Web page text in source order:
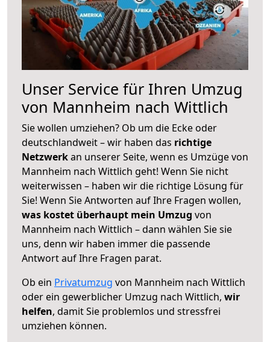
Unser Service für Ihren Umzug
von Mannheim nach Wittlich
Sie wollen umziehen? Ob um die Ecke oder
deutschlandweit – wir haben das richtige
Netzwerkan unserer Seite, wenn es Umzüge von
Mannheim nach Wittlich geht! Wenn Sie nicht
weiterwissen – haben wir die richtige Lösung für
Sie! Wenn Sie Antworten auf Ihre Fragen wollen,
was kostet überhaupt mein Umzug von
Mannheim nach Wittlich – dann wählen Sie sie
uns, denn wir haben immer die passende
Antwort auf Ihre Fragen parat.
Ob ein Privatumzug von Mannheim nach Wittlich
oder ein gewerblicher Umzug nach Wittlich, wir
helfen, damit Sie problemlos und stressfrei
umziehen können.